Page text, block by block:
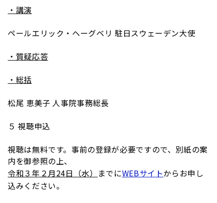
・講演
ペールエリック・ヘーグベリ 駐日スウェーデン大使
・質疑応答
・総括
松尾 恵美子 人事院事務総長
５ 視聴申込
視聴は無料です。事前の登録が必要ですので、別紙の案
内を御参照の上、
令和３年２月24日（水）
までにWEBサイトからお申し
込みください。